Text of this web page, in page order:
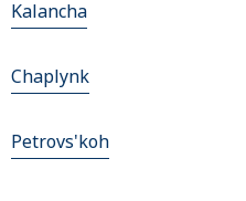
Kalancha
Chaplynk
Petrovs'koh